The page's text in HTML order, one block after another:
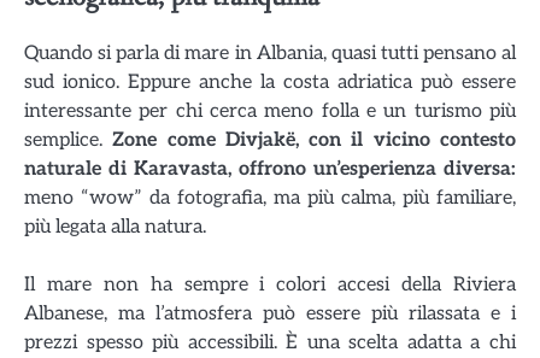
Quando si parla di mare in Albania, quasi tutti pensano al
sud ionico. Eppure anche la costa adriatica può essere
interessante per chi cerca meno folla e un turismo più
semplice. Zone come Divjakë, con il vicino contesto
naturale di Karavasta, offrono un’esperienza diversa:
meno “wow” da fotografia, ma più calma, più familiare,
più legata alla natura.
Il mare non ha sempre i colori accesi della Riviera
Albanese, ma l’atmosfera può essere più rilassata e i
prezzi spesso più accessibili. È una scelta adatta a chi